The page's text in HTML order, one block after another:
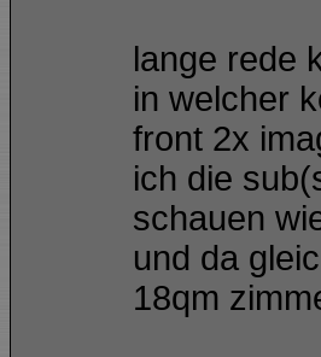
lange rede
in welcher
front 2x
ich die
schauen
und da
18qm